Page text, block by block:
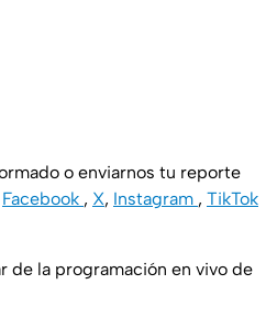
o enviarnos tu reporte
Facebook , X, Instagram , TikTok
de la programación en vivo de